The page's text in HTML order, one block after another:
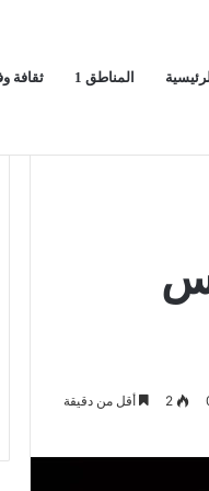
المناطق 1 ثقافة
2 أقل من دقيقة